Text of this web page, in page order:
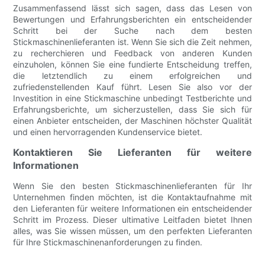
Zusammenfassend lässt sich sagen, dass das Lesen von
Bewertungen und Erfahrungsberichten ein entscheidender
Schritt bei der Suche nach dem besten
Stickmaschinenlieferanten ist. Wenn Sie sich die Zeit nehmen,
zu recherchieren und Feedback von anderen Kunden
einzuholen, können Sie eine fundierte Entscheidung treffen,
die letztendlich zu einem erfolgreichen und
zufriedenstellenden Kauf führt. Lesen Sie also vor der
Investition in eine Stickmaschine unbedingt Testberichte und
Erfahrungsberichte, um sicherzustellen, dass Sie sich für
einen Anbieter entscheiden, der Maschinen höchster Qualität
und einen hervorragenden Kundenservice bietet.
Kontaktieren Sie Lieferanten für weitere
Informationen
Wenn Sie den besten Stickmaschinenlieferanten für Ihr
Unternehmen finden möchten, ist die Kontaktaufnahme mit
den Lieferanten für weitere Informationen ein entscheidender
Schritt im Prozess. Dieser ultimative Leitfaden bietet Ihnen
alles, was Sie wissen müssen, um den perfekten Lieferanten
für Ihre Stickmaschinenanforderungen zu finden.